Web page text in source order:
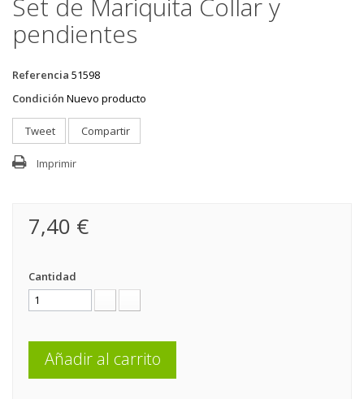
Set de Mariquita Collar y
pendientes
Referencia 51598
Condición Nuevo producto
Tweet Compartir
Imprimir
7,40 €
Cantidad
Añadir al carrito